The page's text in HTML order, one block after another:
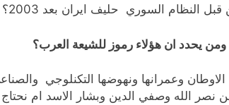
النظام السوري حليف ايران بعد 2003؟
يحدد ان هؤلاء رموز للشيعة العرب؟
الاوطان وعمرانها ونهوضها التكنلوجي
الله وصفي الدين وبشار الاسد ام